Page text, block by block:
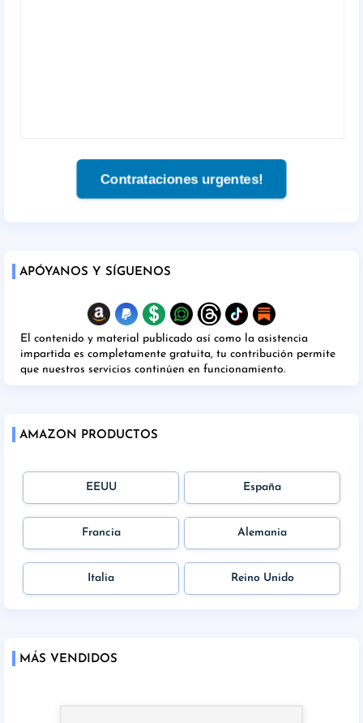
Contrataciones urgentes!
APÓYANOS Y SÍGUENOS
El contenido y material publicado así como la asistencia
impartida es completamente gratuita, tu contribución permite
que nuestros servicios continúen en funcionamiento.
AMAZON PRODUCTOS
EEUU España
Francia Alemania
Italia Reino Unido
MÁS VENDIDOS